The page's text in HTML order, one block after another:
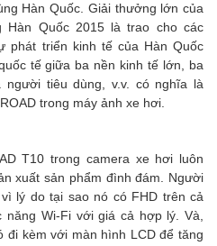
Hàn Quốc. Giải thưởng lớn của
Hàn Quốc 2015 là trao cho các
phát triển kinh tế của Hàn Quốc
tế giữa ba nền kinh tế lớn, ba
tiêu dùng, v.v. có nghĩa là
trong máy ảnh xe hơi.
T10 trong camera xe hơi luôn
xuất sản phẩm đình đám. Người
lý do tại sao nó có FHD trên cả
Wi-Fi với giá cả hợp lý. Và,
đi kèm với màn hình LCD để tăng